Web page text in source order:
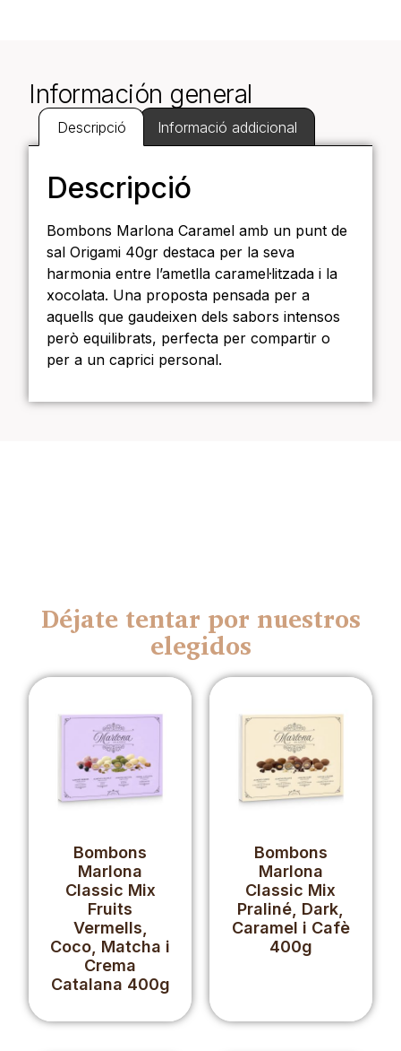
Información general
Descripció Informació addicional
Descripció
Bombons Marlona Caramel amb un punt de
sal Origami 40gr destaca per la seva
harmonia entre l’ametlla caramel·litzada i la
xocolata. Una proposta pensada per a
aquells que gaudeixen dels sabors intensos
però equilibrats, perfecta per compartir o
per a un caprici personal.
Déjate tentar por nuestros
elegidos
Bombons
Marlona
Classic Mix
Fruits
Vermells,
Coco, Matcha i
Crema
Catalana 400g
Bombons
Marlona
Classic Mix
Praliné, Dark,
Caramel i Cafè
400g